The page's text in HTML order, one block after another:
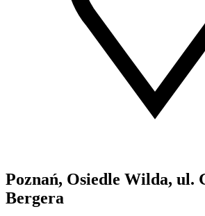
Poznań, Osiedle Wilda, ul.
Bergera